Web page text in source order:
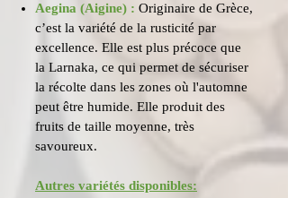
Aegina (Aigine) : Originaire de Grèce,
c’est la variété de la rusticité par
excellence. Elle est plus précoce que
la Larnaka, ce qui permet de sécuriser
la récolte dans les zones où l'automne
peut être humide. Elle produit des
fruits de taille moyenne, très
savoureux.
Autres variétés disponibles: